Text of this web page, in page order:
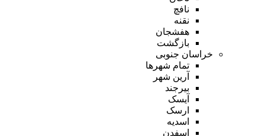
نافچ
نقنه
هفشجان
بازگشت
خراسان جنوبی
تمام شهر‌ها
آرین شهر
بیرجند
آیسک
ارسک
اسدیه
اسفدن